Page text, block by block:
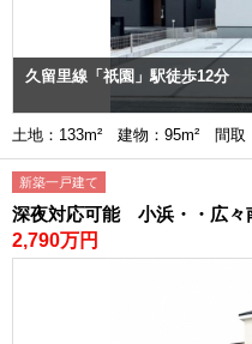
久留里線「祇園」駅徒歩12分
土地：133m² 建物：95m² 間取
新築一戸建て
深夜対応可能 小浜・・広々
2,790万円